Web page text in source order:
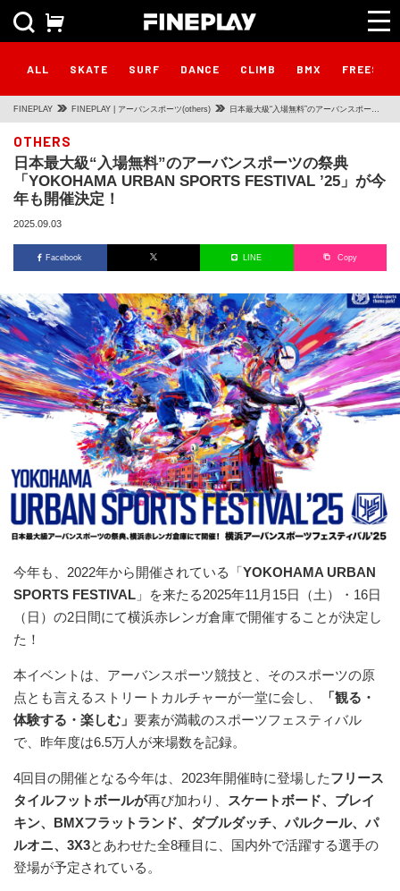
ALL SKATE SURF DANCE CLIMB BMX
FINEPLAY FINEPLAY | アーバンスポーツ(others) 日本最大級“入場無料”のアーバンスポーツ
FESTIVAL ’25」が今年も開催決定！
OTHERS
日本最大級“入場無料”のアーバンスポーツの祭典
「YOKOHAMA URBAN SPORTS FESTIVAL ’25」が今
年も開催決定！
2025.09.03
Facebook LINE Copy
今年も、2022年から開催されている「YOKOHAMA URBAN
SPORTS FESTIVAL 」を来たる2025年11月15日（土）・16日
（日）の2日間にて横浜赤レンガ倉庫で開催することが決定し
た！
本イベントは、アーバンスポーツ競技と、そのスポーツの原
点とも言えるストリートカルチャーが一堂に会し、
「観る・
体験する・楽しむ」 要素が満載のスポーツフェスティバル
で、昨年度は6.5万人が来場数を記録。
4回目の開催となる今年は、2023年開催時に登場したフリース
タイルフットボールが再び加わり、
スケートボード、ブレイ
キン、BMXフラットランド、ダブルダッチ、パルクール、パ
ルオニ、3X3とあわせた全8種目に、国内外で活躍する選手の
登場が予定されている。